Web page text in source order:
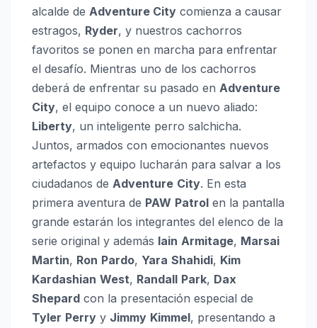
alcalde de Adventure City comienza a causar
estragos, Ryder, y nuestros cachorros
favoritos se ponen en marcha para enfrentar
el desafío. Mientras uno de los cachorros
deberá de enfrentar su pasado en Adventure
City, el equipo conoce a un nuevo aliado:
Liberty, un inteligente perro salchicha.
Juntos, armados con emocionantes nuevos
artefactos y equipo lucharán para salvar a los
ciudadanos de Adventure City. En esta
primera aventura de PAW Patrol en la pantalla
grande estarán los integrantes del elenco de la
serie original y además Iain Armitage, Marsai
Martin, Ron Pardo, Yara Shahidi, Kim
Kardashian West, Randall Park, Dax
Shepard con la presentación especial de
Tyler Perry y Jimmy Kimmel, presentando a